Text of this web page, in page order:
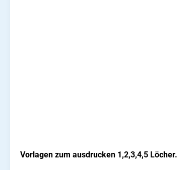
Vorlagen zum ausdrucken 1,2,3,4,5 Löcher.